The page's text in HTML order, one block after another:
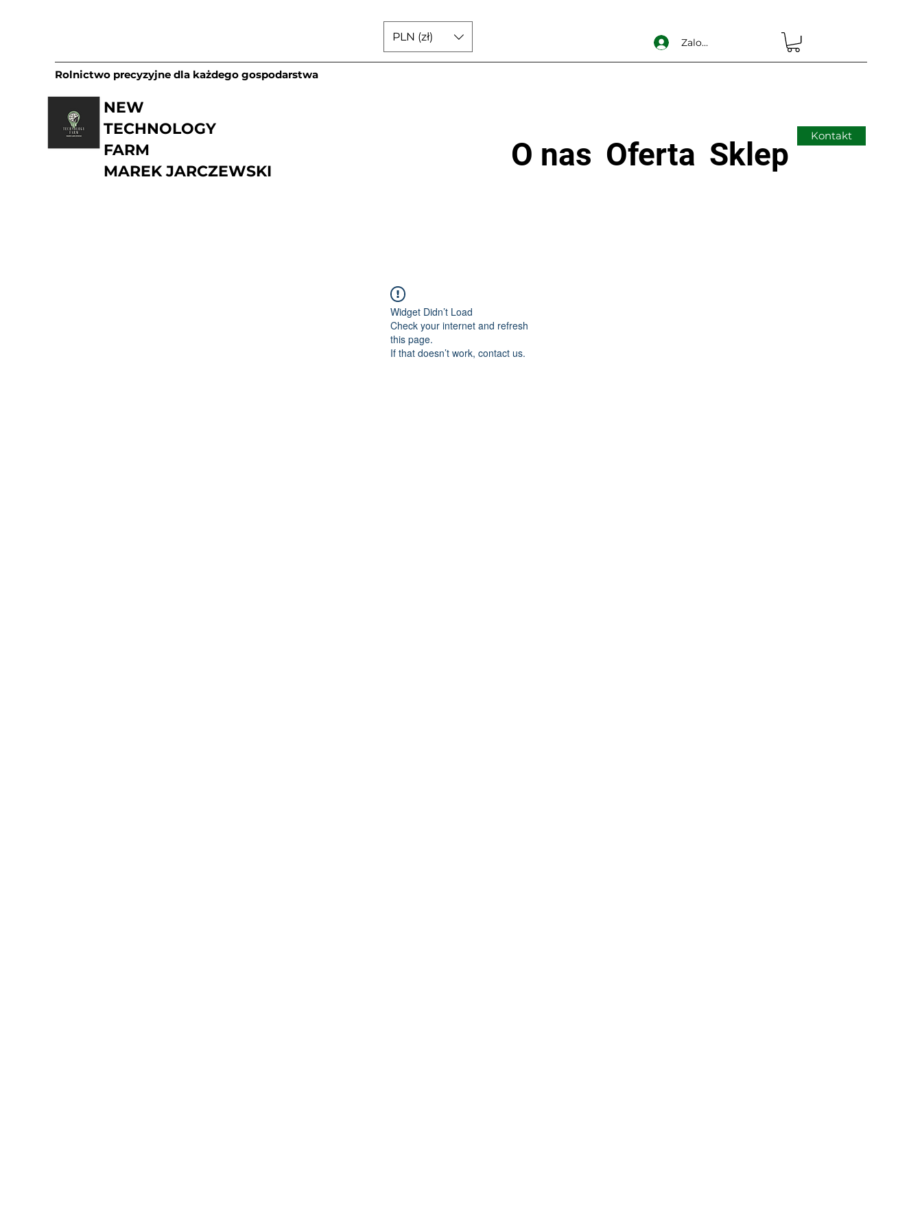
PLN (zł) Zaloguj się
NEW
TECHNOLOGY
FARM
MAREK JARCZEWSKI
Rolnictwo precyzyjne dla każdego gospodarstwa
Kontakt
O nas Oferta Sklep
Widget Didn’t Load
Check your internet and refresh
this page.
If that doesn’t work, contact us.